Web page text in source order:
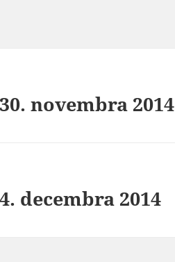
novembra 2014
decembra 2014